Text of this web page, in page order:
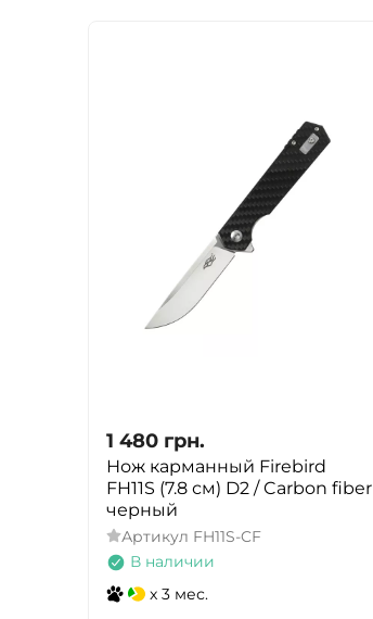
1 480 грн.
Нож карманный Firebird
FH11S (7.8 см) D2 / Carbon fiber
черный
Артикул FH11S-CF
В наличии
x 3 мес.